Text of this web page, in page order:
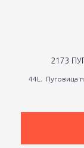
2173
44L. Пуговица